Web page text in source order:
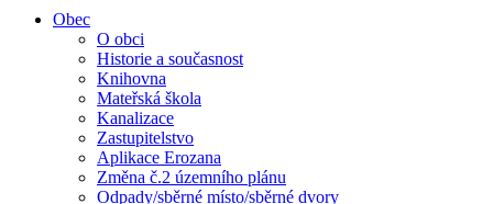
Obec
O obci
Historie a současnost
Knihovna
Mateřská škola
Kanalizace
Zastupitelstvo
Aplikace Erozana
Změna č.2 územního plánu
Odpady/sběrné místo/sběrné dvory